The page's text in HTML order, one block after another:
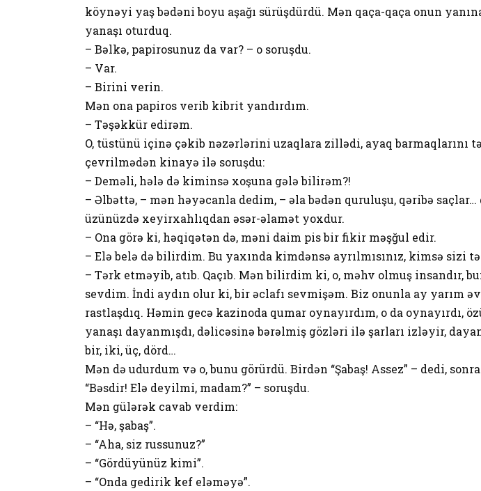
köynəyi yaş bədəni boyu aşağı sürüşdürdü. Mən qaça-qaça onun
yanaşı oturduq.
– Bəlkə, papirosunuz da var? – o soruşdu.
– Var.
– Birini verin.
Mən ona papiros verib kibrit yandırdım.
– Təşəkkür edirəm.
O, tüstünü içinə çəkib nəzərlərini uzaqlara zillədi, ayaq barmaqlarını
çevrilmədən kinayə ilə soruşdu:
– Deməli, hələ də kiminsə xoşuna gələ bilirəm?!
– Əlbəttə, – mən həyəcanla dedim, – əla bədən quruluşu, qəribə saçlar…
üzünüzdə xeyirxahlıqdan əsər-əlamət yoxdur.
– Ona görə ki, həqiqətən də, məni daim pis bir fikir məşğul edir.
– Elə belə də bilirdim. Bu yaxında kimdənsə ayrılmısınız, kimsə sizi
– Tərk etməyib, atıb. Qaçıb. Mən bilirdim ki, o, məhv olmuş insandır,
sevdim. İndi aydın olur ki, bir əclafı sevmişəm. Biz onunla ay yarım
rastlaşdıq. Həmin gecə kazinoda qumar oynayırdım, o da oynayırdı,
yanaşı dayanmışdı, dəlicəsinə bərəlmiş gözləri ilə şarları izləyir,
bir, iki, üç, dörd…
Mən də udurdum və o, bunu görürdü. Birdən “Şabaş! Assez” – dedi,
“Bəsdir! Elə deyilmi, madam?” – soruşdu.
Mən gülərək cavab verdim:
– “Hə, şabaş”.
– “Aha, siz russunuz?”
– “Gördüyünüz kimi”.
– “Onda gedirik kef eləməyə”.